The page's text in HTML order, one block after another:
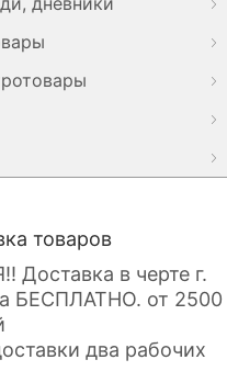
товаров
Доставка в черте г.
БЕСПЛАТНО. от 2500
два рабочих